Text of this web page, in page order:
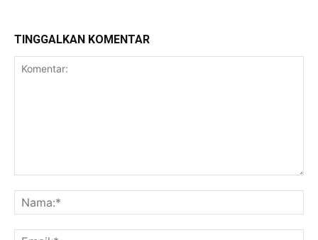
TINGGALKAN KOMENTAR